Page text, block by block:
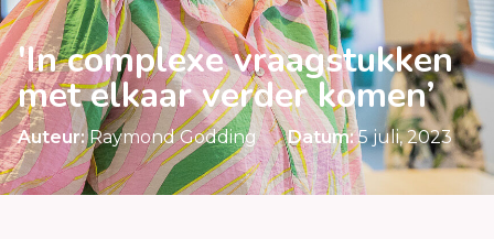
'In complexe vraagstukken
met elkaar verder komen’
Auteur:Raymond Godding Datum:5 juli, 2023